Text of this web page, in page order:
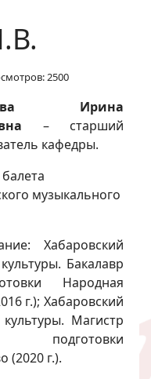
2500
Ирина
– старший
кафедры.
музыкального
Хабаровский
Бакалавр
Народная
г.); Хабаровский
Магистр
(2020 г.).